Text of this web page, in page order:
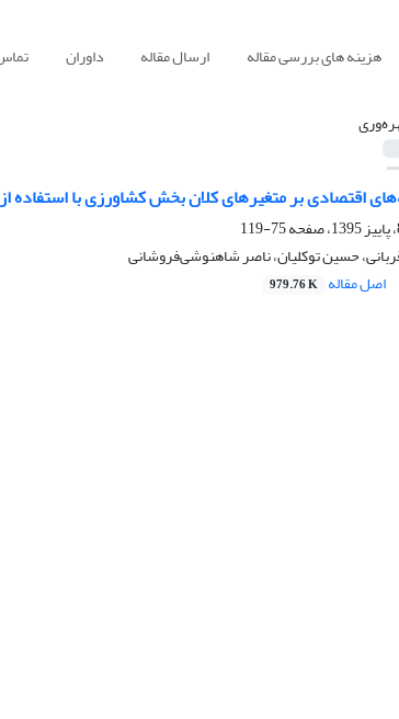
هزینه های بررسی مقاله ارسال مقاله داوران
اقتصادی بر متغیرهای کلان بخش کشاورزی با استفاده
75-119
حسین توکلیان، ناصر شاهنوشی‌فروشانی
اصل مقاله 979.76 K